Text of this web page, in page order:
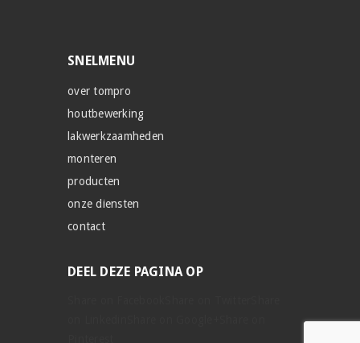
SNELMENU
over tompro
houtbewerking
lakwerkzaamheden
monteren
producten
onze diensten
contact
DEEL DEZE PAGINA OP